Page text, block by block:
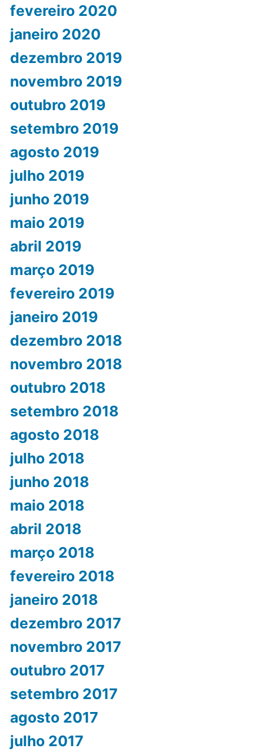
fevereiro 2020
janeiro 2020
dezembro 2019
novembro 2019
outubro 2019
setembro 2019
agosto 2019
julho 2019
junho 2019
maio 2019
abril 2019
março 2019
fevereiro 2019
janeiro 2019
dezembro 2018
novembro 2018
outubro 2018
setembro 2018
agosto 2018
julho 2018
junho 2018
maio 2018
abril 2018
março 2018
fevereiro 2018
janeiro 2018
dezembro 2017
novembro 2017
outubro 2017
setembro 2017
agosto 2017
julho 2017